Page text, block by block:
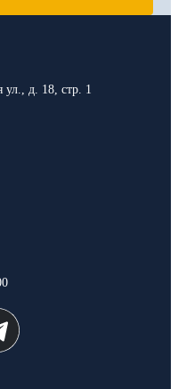
д. 18, стр. 1